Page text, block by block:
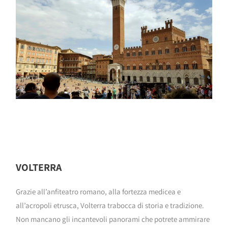
VOLTERRA
Grazie all’anfiteatro romano, alla fortezza medicea e
all’acropoli etrusca, Volterra trabocca di storia e tradizione.
Non mancano gli incantevoli panorami che potrete ammirare